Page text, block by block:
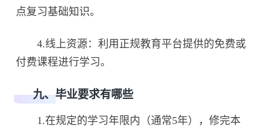
点复习基础知识。
4.线上资源：利用正规教育平台提供的免费或
付费课程进行学习。
九、毕业要求有哪些
1.在规定的学习年限内（通常5年），修完本